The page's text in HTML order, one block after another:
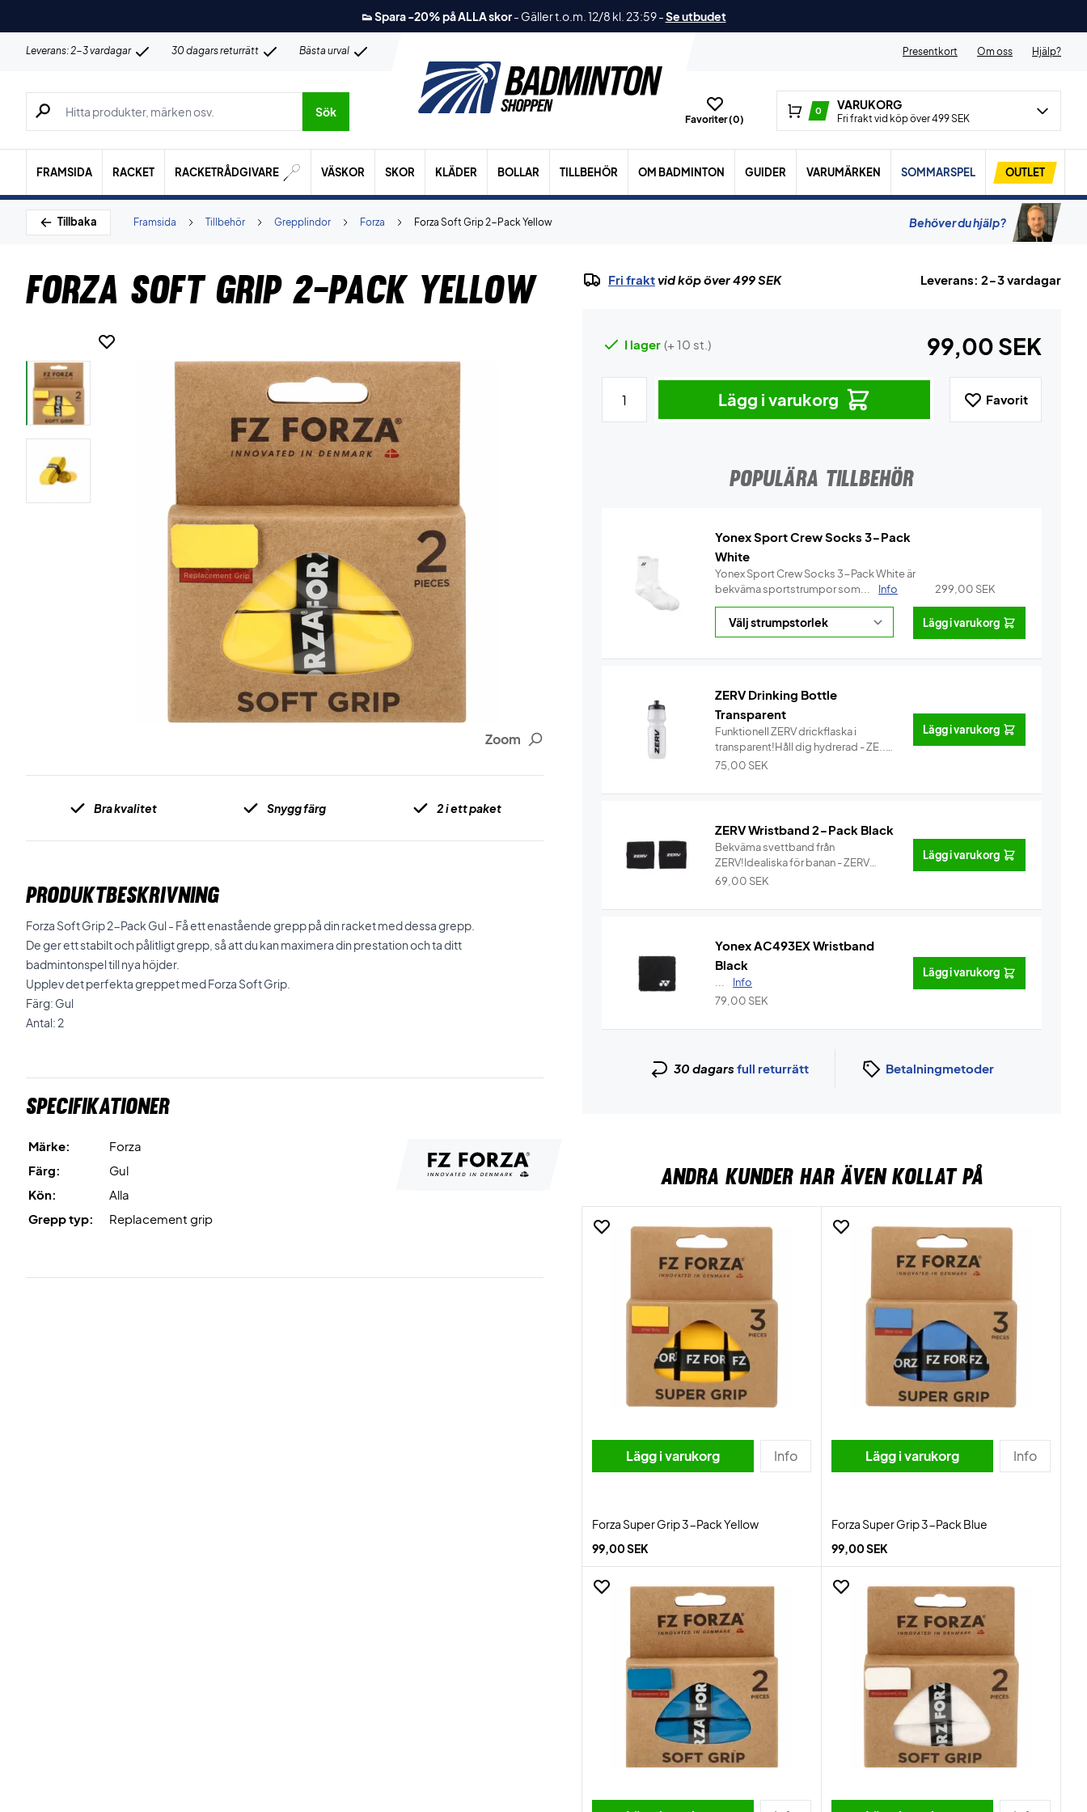
👟 Spara -20% på ALLA skor- Gäller t.o.m. 12/8 kl. 23:59-Se utbudet
Leverans: 2-3 vardagar 30 dagars returrätt Bästa urval Presentkort Om oss Hjälp?
Sök efter produkter, märken osv.
Sök
Favoriter (0)
0 VARUKORG
Fri frakt vid köp över 499 SEK
FRAMSIDA RACKET RACKETRÅDGIVARE VÄSKOR SKOR KLÄDER BOLLAR TILLBEHÖR OM BADMINTON GUIDER VARUMÄRKEN SOMMARSPEL OUTLET
Tillbaka Forza Soft Grip 2-Pack Yellow
Forza
Grepplindor
Tillbehör
Framsida Behöver du hjälp?
Forza Soft Grip 2-Pack Yellow
Zoom
Bra kvalitet Snygg färg 2 i ett paket
PRODUKTBESKRIVNING
Forza Soft Grip 2-Pack Gul - Få ett enastående grepp på din racket med dessa grepp.
De ger ett stabilt och pålitligt grepp, så att du kan maximera din prestation och ta ditt
badmintonspel till nya höjder.
Upplev det perfekta greppet med Forza Soft Grip.
Färg: Gul
Antal: 2
Specifikationer
Märke:
Forza
Färg:
Gul
Kön:
Alla
Grepp typ:
Replacement grip
Fri fraktvid köp över 499 SEK Leverans: 2-3 vardagar
I lager (+ 10 st.) 99,00 SEK
Lägg i varukorg Favorit
POPULÄRA TILLBEHÖR
Yonex Sport Crew Socks 3-Pack
White
Yonex Sport Crew Socks 3-Pack White är
bekväma sportstrumpor som...
Info 299,00 SEK
Lägg i varukorg
ZERV Drinking Bottle
Transparent
Funktionell ZERV drickflaska i
transparent!Håll dig hydrerad - ZE...
Info
75,00 SEK
Lägg i varukorg
ZERV Wristband 2-Pack Black
Bekväma svettband från
ZERV!Idealiska för banan - ZERV
Wristban...
69,00 SEK
Lägg i varukorg
Yonex AC493EX Wristband
Black
Info
79,00 SEK
Lägg i varukorg
30 dagars full returrätt Betalningmetoder
ANDRA KUNDER HAR ÄVEN KOLLAT PÅ
Lägg i varukorg Info
Forza Super Grip 3-Pack Yellow
99,00 SEK
Lägg i varukorg Info
Forza Super Grip 3-Pack Blue
99,00 SEK